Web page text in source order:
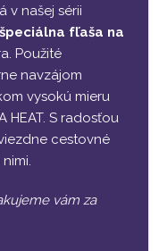
v našej sérii
špeciálna fľaša na
Použité
navzájom
vysokú mieru
HEAT. S radosťou
cestovné
vám za